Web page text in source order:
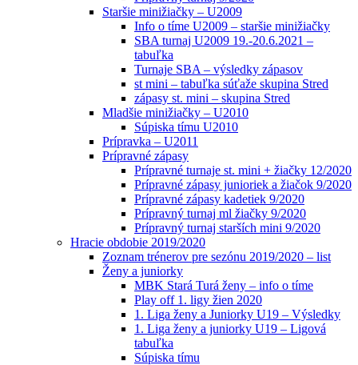
Staršie minižiačky – U2009
Info o tíme U2009 – staršie minižiačky
SBA turnaj U2009 19.-20.6.2021 –
tabuľka
Turnaje SBA – výsledky zápasov
st mini – tabuľka súťaže skupina Stred
zápasy st. mini – skupina Stred
Mladšie minižiačky – U2010
Súpiska tímu U2010
Prípravka – U2011
Prípravné zápasy
Prípravné turnaje st. mini + žiačky 12/2020
Prípravné zápasy junioriek a žiačok 9/2020
Prípravné zápasy kadetiek 9/2020
Prípravný turnaj ml žiačky 9/2020
Prípravný turnaj starších mini 9/2020
Hracie obdobie 2019/2020
Zoznam trénerov pre sezónu 2019/2020 – list
Ženy a juniorky
MBK Stará Turá ženy – info o tíme
Play off 1. ligy žien 2020
1. Liga ženy a Juniorky U19 – Výsledky
1. Liga ženy a juniorky U19 – Ligová
tabuľka
Súpiska tímu